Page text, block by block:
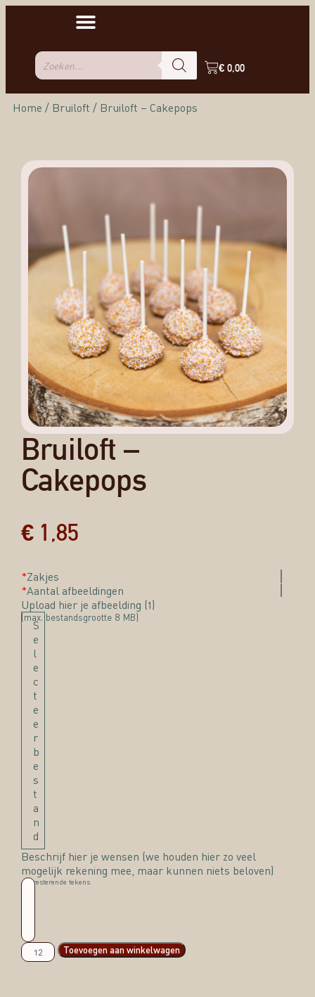
€0,00
Home / Bruiloft / Bruiloft – Cakepops
Bruiloft –
Cakepops
€1,85
*Zakjes
*Aantal afbeeldingen
Upload hier je afbeelding (1)
S
e
l
e
c
t
e
e
r
b
e
s
t
a
n
d
(max. bestandsgrootte 8 MB)
Beschrijf hier je wensen (we houden hier zo veel
mogelijk rekening mee, maar kunnen niets beloven)
400resterende tekens
Toevoegen aan winkelwagen